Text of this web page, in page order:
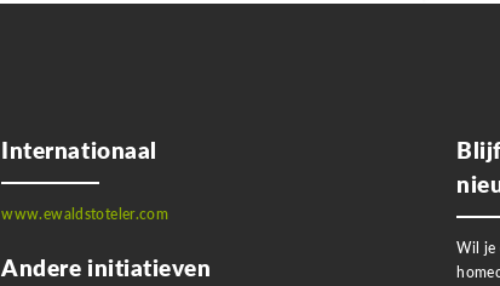
Internationaal
www.ewaldstoteler.com
Andere initiatieven
Wil je